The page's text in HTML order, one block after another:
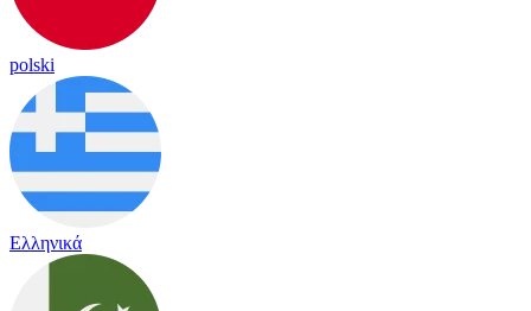
polski
Ελληνικά